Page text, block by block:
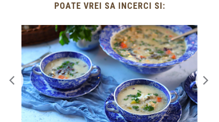
POATE VREI SA INCERCI SI: